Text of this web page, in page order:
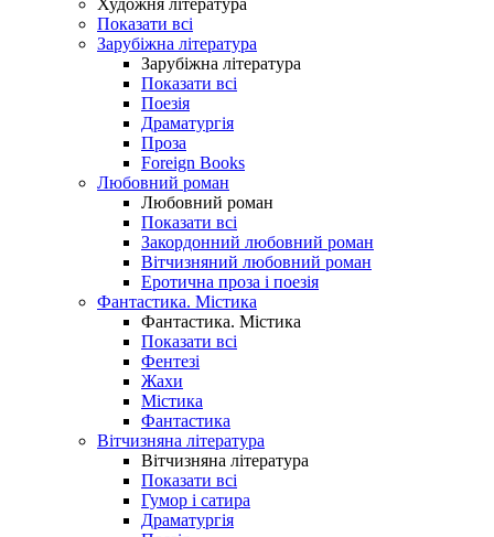
Художня література
Показати всі
Зарубіжна література
Зарубіжна література
Показати всі
Поезія
Драматургія
Проза
Foreign Books
Любовний роман
Любовний роман
Показати всі
Закордонний любовний роман
Вітчизняний любовний роман
Еротична проза і поезія
Фантастика. Містика
Фантастика. Містика
Показати всі
Фентезі
Жахи
Містика
Фантастика
Вітчизняна література
Вітчизняна література
Показати всі
Гумор і сатира
Драматургія